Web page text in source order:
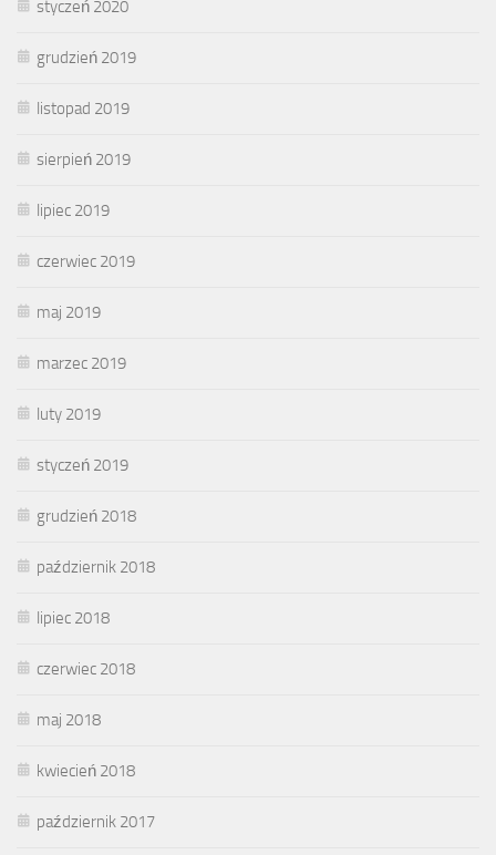
styczeń 2020
grudzień 2019
listopad 2019
sierpień 2019
lipiec 2019
czerwiec 2019
maj 2019
marzec 2019
luty 2019
styczeń 2019
grudzień 2018
październik 2018
lipiec 2018
czerwiec 2018
maj 2018
kwiecień 2018
październik 2017